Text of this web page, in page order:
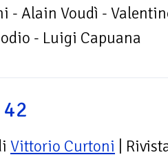
- Alain Voudì -
- Luigi Capuana
42
Vittorio Curtoni |